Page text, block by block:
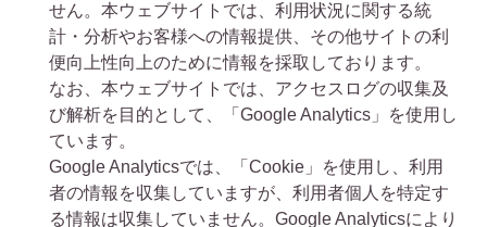
せん。本ウェブサイトでは、利用状況に関する統
計・分析やお客様への情報提供、その他サイトの利
便向上性向上のために情報を採取しております。
なお、本ウェブサイトでは、アクセスログの収集及
び解析を目的として、「Google Analytics」を使用し
ています。
Google Analyticsでは、「Cookie」を使用し、利用
者の情報を収集していますが、利用者個人を特定す
る情報は収集していません。Google Analyticsにより